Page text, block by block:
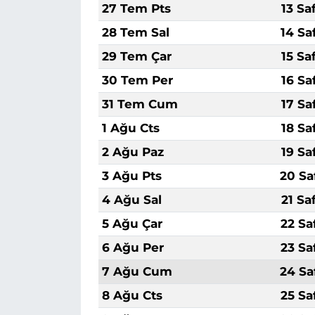
27 Tem Pts
13
28 Tem Sal
14
29 Tem Çar
15
30 Tem Per
16
31 Tem Cum
17
1 Ağu Cts
18
2 Ağu Paz
19
3 Ağu Pts
20
4 Ağu Sal
21
5 Ağu Çar
22
6 Ağu Per
23
7 Ağu Cum
24
8 Ağu Cts
25